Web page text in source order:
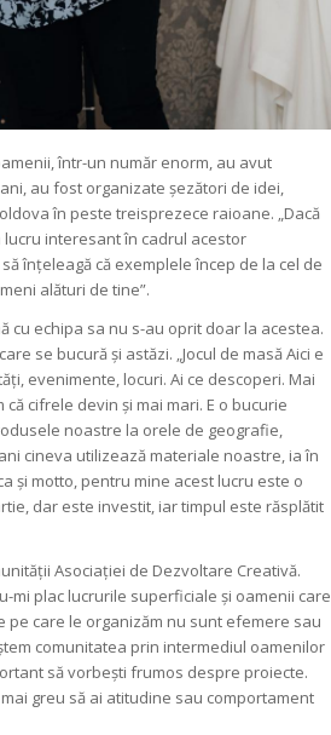
într-un număr enorm, au avut
au fost organizate șezători de idei,
în peste treisprezece raioane. „Dacă
lucru interesant în cadrul acestor
înțeleagă că exemplele încep de la cel de
alături de tine”.
cu echipa sa nu s-au oprit doar la acestea.
se bucură și astăzi. „Jocul de masăAici e
evenimente, locuri. Ai ce descoperi. Mai
cifrele devin și mai mari. E o bucurie
noastre la orele de geografie,
cineva utilizează materiale noastre, ia în
și motto, pentru mine acest lucru este o
dar este investit, iar timpul este răsplătit
Asociației de Dezvoltare Creativă.
mi plac lucrurile superficiale și oamenii care
pe care le organizăm nu sunt efemere sau
comunitatea prin intermediul oamenilor
să vorbești frumos despre proiecte.
greu să ai atitudine sau comportament